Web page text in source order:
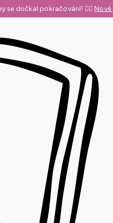
se dočkal pokračování! 👉🏼